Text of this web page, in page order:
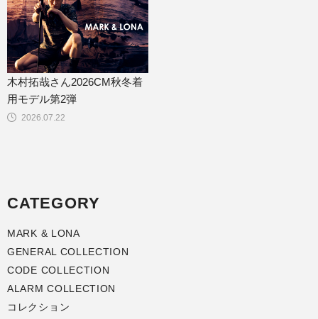
2026.07.22
木村拓哉さん2026CM秋冬着
用モデル第2弾
CATEGORY
MARK & LONA
GENERAL COLLECTION
CODE COLLECTION
ALARM COLLECTION
コレクション